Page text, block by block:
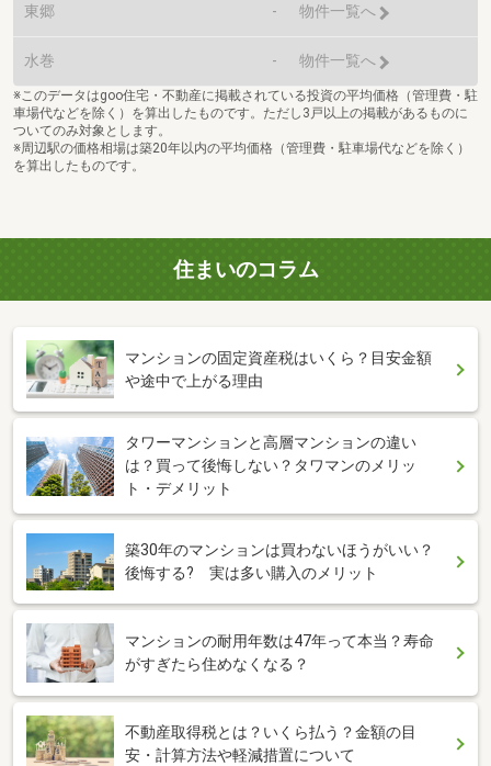
東郷 - 物件一覧へ
水巻 - 物件一覧へ
※このデータはgoo住宅・不動産に掲載されている投資の平均価格（管理費・駐
車場代などを除く）を算出したものです。ただし3戸以上の掲載があるものに
ついてのみ対象とします。
※周辺駅の価格相場は築20年以内の平均価格（管理費・駐車場代などを除く）
を算出したものです。
住まいのコラム
マンションの固定資産税はいくら？目安金額
や途中で上がる理由
タワーマンションと高層マンションの違い
は？買って後悔しない？タワマンのメリッ
ト・デメリット
築30年のマンションは買わないほうがいい？
後悔する? 実は多い購入のメリット
マンションの耐用年数は47年って本当？寿命
がすぎたら住めなくなる？
不動産取得税とは？いくら払う？金額の目
安・計算方法や軽減措置について